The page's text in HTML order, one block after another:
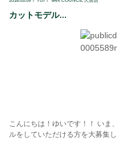
カットモデル...
こんにちは！ゆいです！！ いま
ルをしていただける方を大募集